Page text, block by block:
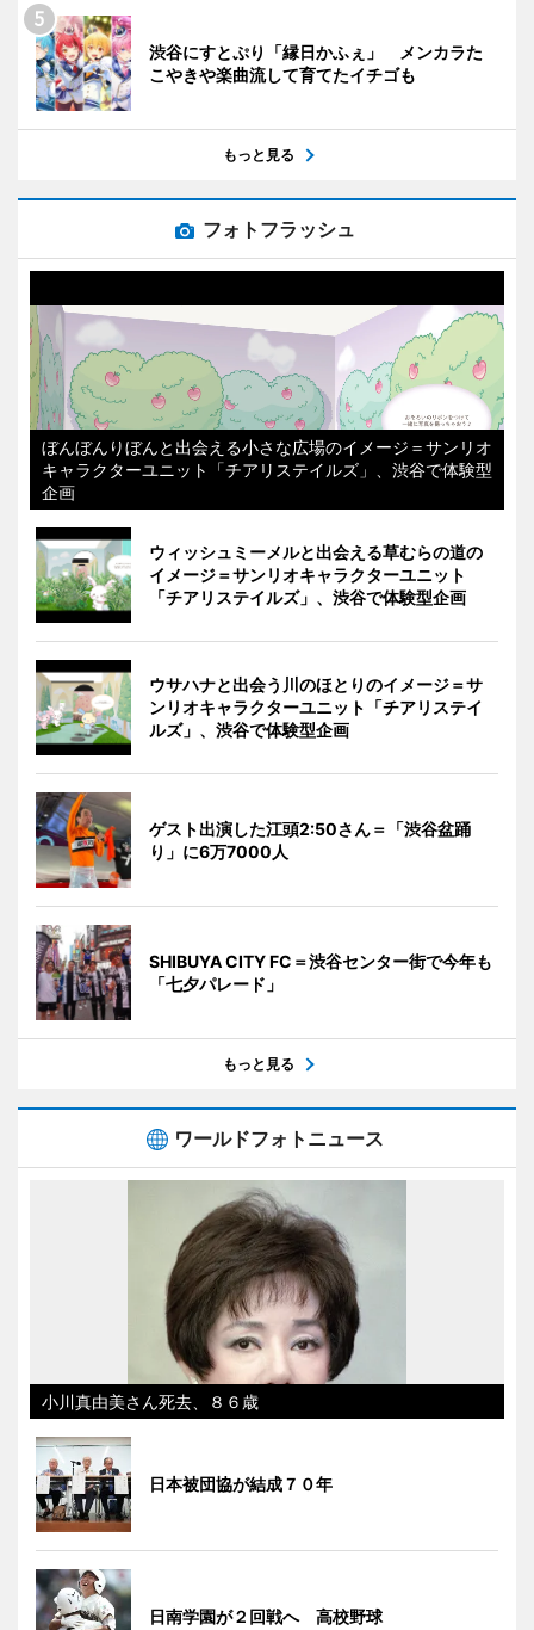
渋谷にすとぷり「縁日かふぇ」 メンカラた
こやきや楽曲流して育てたイチゴも
もっと見る
フォトフラッシュ
ぼんぼんりぼんと出会える小さな広場のイメージ＝サンリオ
キャラクターユニット「チアリステイルズ」、渋谷で体験型
企画
ウィッシュミーメルと出会える草むらの道の
イメージ＝サンリオキャラクターユニット
「チアリステイルズ」、渋谷で体験型企画
ウサハナと出会う川のほとりのイメージ＝サ
ンリオキャラクターユニット「チアリステイ
ルズ」、渋谷で体験型企画
ゲスト出演した江頭2:50さん＝「渋谷盆踊
り」に6万7000人
SHIBUYA CITY FC＝渋谷センター街で今年も
「七夕パレード」
もっと見る
ワールドフォトニュース
小川真由美さん死去、８６歳
日本被団協が結成７０年
日南学園が２回戦へ 高校野球